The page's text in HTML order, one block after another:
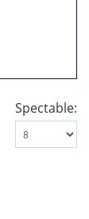
Spectable: